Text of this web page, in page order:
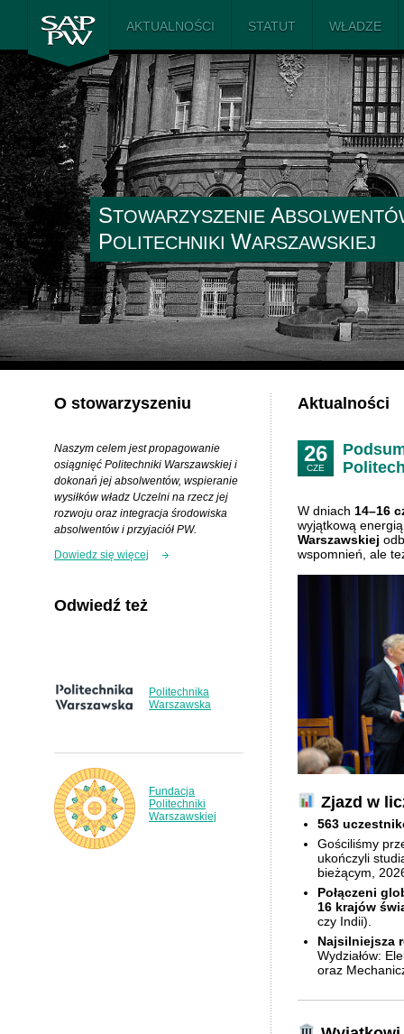
SAiP PW
AKTUALNOŚCI STATUT WŁADZE
STOWARZYSZENIE A
POLITECHNIKI WARSZAWSKIEJ
O stowarzyszeniu
Naszym celem jest propagowanie
osiągnięć Politechniki Warszawskiej i
dokonań jej absolwentów, wspieranie
wysiłków władz Uczelni na rzecz jej
rozwoju oraz integracja środowiska
absolwentów i przyjaciół PW.
Dowiedz się więcej
Odwiedź też
Politechnika
Warszawska
Fundacja
Politechniki
Warszawskiej
Aktualności
26
CZE
W dniach 14–16
wyjątkową
Warszawskiej
wspomnień, ale
Zjazd w
563
Gościliśmy
ukończyli
bieżącym,
Połączeni
16 krajów
czy Indii).
Najsilniejsza
Wydziałów:
oraz